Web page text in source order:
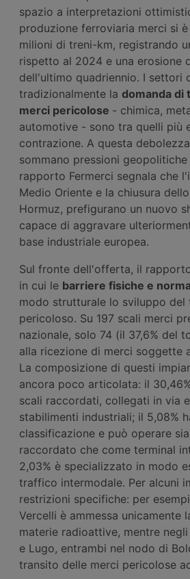
spazio a interpretazioni
produzione ferroviaria merci si
milioni di treni-km, registrando
rispetto al 2024 e una erosione
dell'ultimo quadriennio. I settori
tradizionalmente la domanda di
merci pericolose - chimica,
automotive - sono tra quelli più
contrazione. A questa
sommano pressioni
rapporto Fermerci segnala che
Medio Oriente e la chiusura
Hormuz, prefigurano un nuovo
capace di aggravare
base industriale europea.
Sul fronte dell'offerta, il
in cui le barriere fisiche e
modo strutturale lo sviluppo del
pericoloso. Su 197 scali merci
nazionale, solo 74 (il 37,6% del
alla ricezione di merci soggette
La composizione di questi
ancora poco articolata: il
scali raccordati, collegati in via
stabilimenti industriali; il 5,08%
classificazione e può operare
raccordato che come terminal
2,03% è specializzato in modo
traffico intermodale. Per alcuni
restrizioni specifiche: per
Vercelli è ammessa unicamente
materie radioattive, mentre
e Lugo, entrambi nel nodo di
transito delle merci pericolose